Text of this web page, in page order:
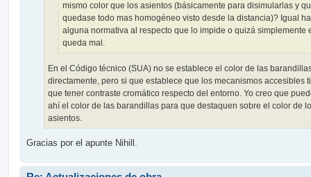
mismo color que los asientos (básicamente para disimularlas y
quedase todo mas homogéneo visto desde la distancia)? Igual
alguna normativa al respecto que lo impide o quizá simplemente
queda mal.
En el Código técnico (SUA) no se establece el color de las
directamente, pero si que establece que los mecanismos accesibles
que tener contraste cromático respecto del entorno. Yo creo que
ahí el color de las barandillas para que destaquen sobre el color de
asientos.
Gracias por el apunte Nihill.